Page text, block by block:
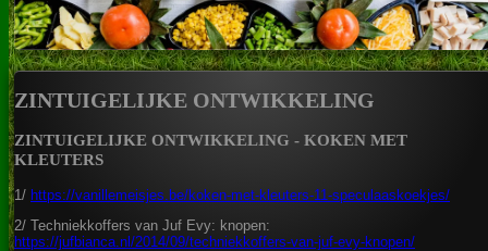
ZINTUIGELIJKE ONTWIKKELING
ZINTUIGELIJKE ONTWIKKELING - KOKEN MET
KLEUTERS
1/ https://vanillemeisjes.be/koken-met-kleuters-11-speculaaskoekjes/
2/ Techniekkoffers van Juf Evy: knopen:
https://jufbianca.nl/2014/09/techniekkoffers-van-juf-evy-knopen/